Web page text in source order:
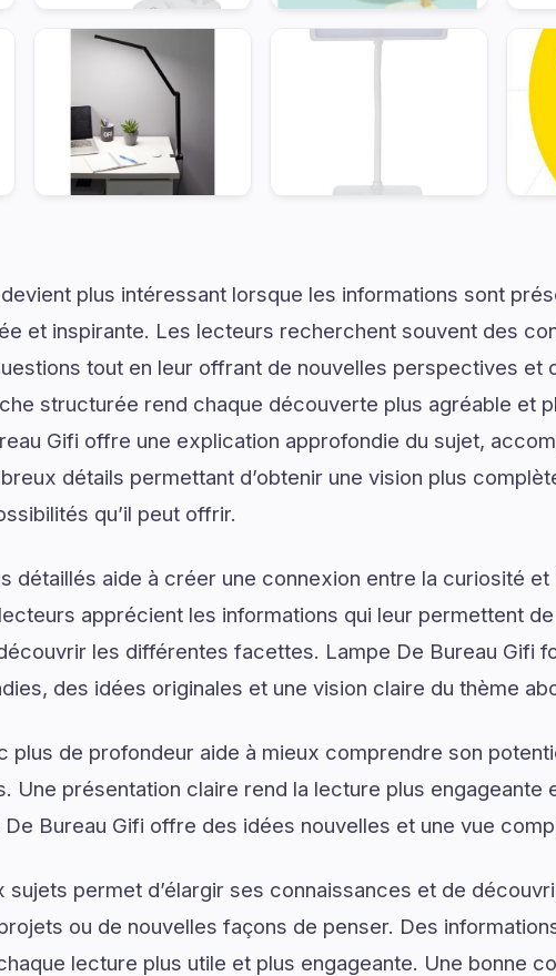
plus intéressant lorsque les informations sont
et inspirante. Les lecteurs recherchent souvent des
tout en leur offrant de nouvelles perspectives et
structurée rend chaque découverte plus agréable et
Gifi offre une explication approfondie du sujet,
détails permettant d’obtenir une vision plus
qu’il peut offrir.
détaillés aide à créer une connexion entre la curiosité et
apprécient les informations qui leur permettent
les différentes facettes. Lampe De Bureau Gifi
des idées originales et une vision claire du thème
plus de profondeur aide à mieux comprendre son
Une présentation claire rend la lecture plus engageante
Bureau Gifi offre des idées nouvelles et une vue
sujets permet d’élargir ses connaissances et de
ou de nouvelles façons de penser. Des
lecture plus utile et plus engageante. Une bonne